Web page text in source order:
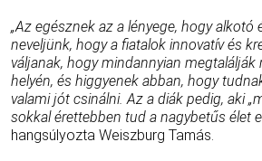
„Az egésznek az a lényege, hogy alkotó
neveljünk, hogy a fiatalok innovatív és
váljanak, hogy mindannyian
helyén, és higgyenek abban, hogy
valami jót csinálni. Az a diák pedig, aki
sokkal érettebben tud a nagybetűs élet
hangsúlyozta Weiszburg Tamás.